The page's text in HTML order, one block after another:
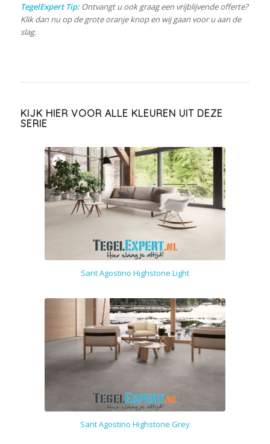
TegelExpert Tip:Ontvangt u ook graag een vrijblijvende offerte?
Klik dan nu op de grote oranje knop en wij gaan voor u aan de
slag.
KIJK HIER VOOR ALLE KLEUREN UIT DEZE
SERIE
Sant Agostino Highstone Light
Sant Agostino Highstone Grey